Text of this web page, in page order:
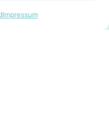
Impressum